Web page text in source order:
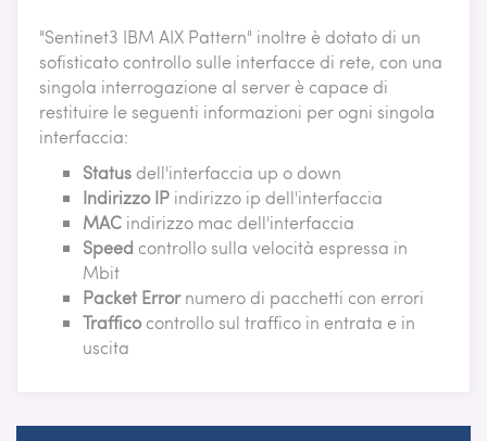
"Sentinet3 IBM AIX Pattern" inoltre è dotato di un
sofisticato controllo sulle interfacce di rete, con una
singola interrogazione al server è capace di
restituire le seguenti informazioni per ogni singola
interfaccia:
Status dell'interfaccia up o down
Indirizzo IP indirizzo ip dell'interfaccia
MAC indirizzo mac dell'interfaccia
Speed controllo sulla velocità espressa in
Mbit
Packet Errornumero di pacchetti con errori
Trafficocontrollo sul traffico in entrata e in
uscita